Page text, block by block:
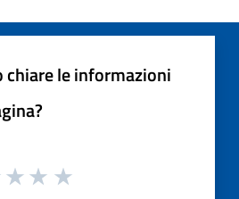
chiare le informazioni